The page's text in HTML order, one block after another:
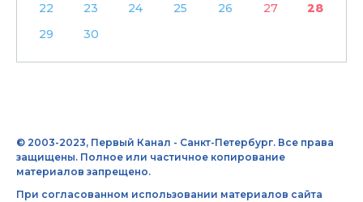
22
23 24 25 26 27
28
29
30
© 2003-2023, Первый Канал - Санкт-Петербург. Все права
защищены. Полное или частичное копирование
материалов запрещено.
При согласованном использовании материалов сайта